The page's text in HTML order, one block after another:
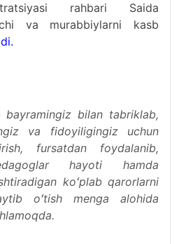
rahbari Saida
va murabbiylarni kasb
bilan tabriklab,
va fidoyiligingiz uchun
fursatdan foydalanib,
hayoti hamda
koʻplab qarorlarni
oʻtish menga alohida